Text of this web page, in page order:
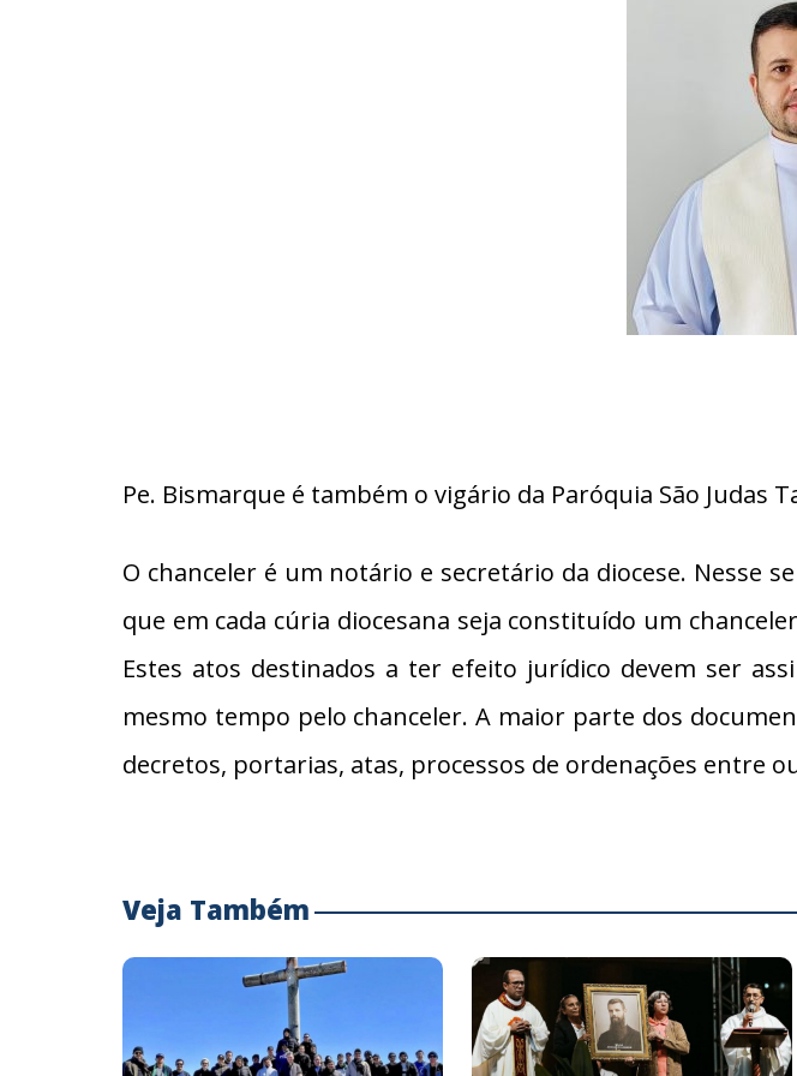
Pe. Bismarque é também o vigário da Paróquia São Judas
O chanceler é um notário e secretário da diocese. Nesse
que em cada cúria diocesana seja constituído um
Estes atos destinados a ter efeito jurídico devem ser
mesmo tempo pelo chanceler. A maior parte dos
decretos, portarias, atas, processos de ordenações entre
Veja Também